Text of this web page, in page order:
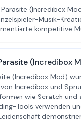
Parasite (Incredibox
Musik-
kompetitive
(Incredibox
(Incredibox Mod)
von Incredibox und
wie Scratch und
Tools verwenden